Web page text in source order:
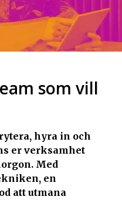
som vill
hyra in och
er verksamhet
Med
en
att utmana